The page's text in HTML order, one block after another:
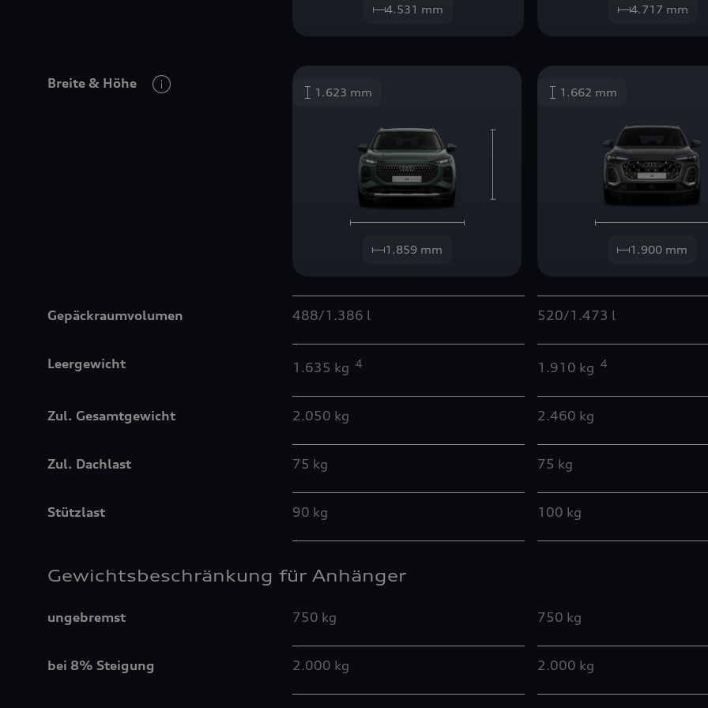
4.531 mm 4.717 mm
Breite & Höhe
1.623 mm
1.859 mm
1.662 mm
1.900 mm
Gepäckraumvolumen 488/1.386 l 520/1.473 l
Leergewicht 1.635 kg 4 1.910 kg 4
Zul. Gesamtgewicht 2.050 kg 2.460 kg
Zul. Dachlast 75 kg 75 kg
Stützlast 90 kg 100 kg
Gewichtsbeschränkung für Anhänger
ungebremst 750 kg 750 kg
bei 8% Steigung 2.000 kg 2.000 kg